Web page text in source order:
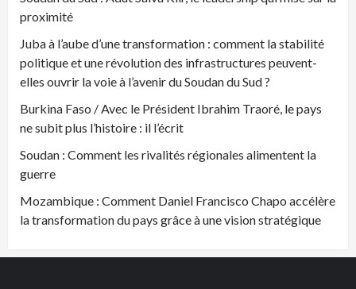
proximité
Juba à l’aube d’une transformation : comment la stabilité
politique et une révolution des infrastructures peuvent-
elles ouvrir la voie à l’avenir du Soudan du Sud ?
Burkina Faso / Avec le Président Ibrahim Traoré, le pays
ne subit plus l’histoire : il l’écrit
Soudan : Comment les rivalités régionales alimentent la
guerre
Mozambique : Comment Daniel Francisco Chapo accélère
la transformation du pays grâce à une vision stratégique